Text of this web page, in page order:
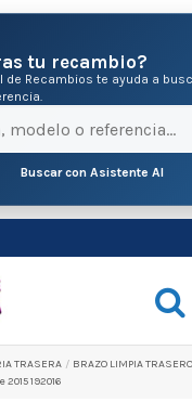
tu recambio?
de Recambios te ayuda a
Buscar con Asistente AI
TRASERA
BRAZO LIMPIA
2015 192016